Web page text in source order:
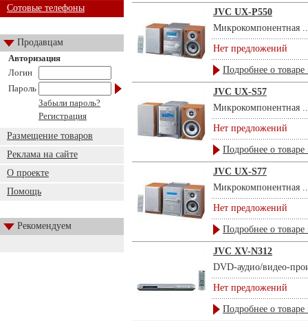
Сотовые телефоны
Продавцам
Авторизация
Логин
Пароль
Забыли пароль?
Регистрация
Размещение товаров
Реклама на сайте
О проекте
Помощь
Рекомендуем
JVC UX-P550
Микрокомпонентная
Нет предложений
Подробнее о товаре
JVC UX-S57
Микрокомпонентная
Нет предложений
Подробнее о товаре
JVC UX-S77
Микрокомпонентная
Нет предложений
Подробнее о товаре
JVC XV-N312
DVD-аудио/видео-
Нет предложений
Подробнее о товаре